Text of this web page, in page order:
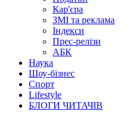
Кар'єра
ЗМІ та реклама
Індекси
Прес-релізи
АБК
Наука
Шоу-бізнес
Спорт
Lifestyle
БЛОГИ ЧИТАЧІВ